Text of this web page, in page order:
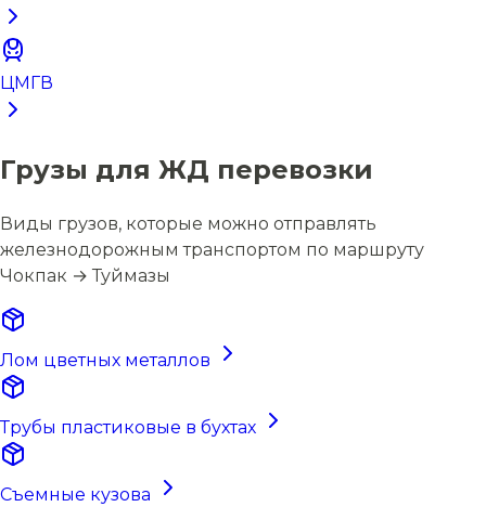
ЦМГВ
Грузы для ЖД перевозки
Виды грузов, которые можно отправлять
железнодорожным транспортом по маршруту
Чокпак → Туймазы
Лом цветных металлов
Трубы пластиковые в бухтах
Съемные кузова